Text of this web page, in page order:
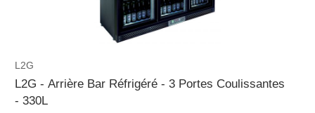
L2G
L2G - Arrière Bar Réfrigéré - 3 Portes Coulissantes
- 330L